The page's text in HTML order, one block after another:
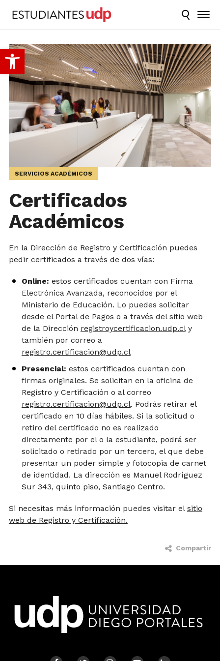
Abrir barra de herramientas
Compartir
SERVICIOS ACADÉMICOS
Certificados
Académicos
En la Dirección de Registro y Certificación puedes
pedir certificados a través de dos vías:
Online: estos certificados cuentan con Firma
Electrónica Avanzada, reconocidos por el
Ministerio de Educación. Lo puedes solicitar
desde el Portal de Pagos o a través del sitio web
de la Dirección registroycertificacion.udp.cly
también por correo a
registro.certificacion@udp.cl
Presencial: estos certificados cuentan con
firmas originales. Se solicitan en la oficina de
Registro y Certificación o al correo
registro.certificacion@udp.cl. Podrás retirar el
certificado en 10 días hábiles. Si la solicitud o
retiro del certificado no es realizado
directamente por el o la estudiante, podrá ser
solicitado o retirado por un tercero, el que debe
presentar un poder simple y fotocopia de carnet
de identidad. La dirección es Manuel Rodríguez
Sur 343, quinto piso, Santiago Centro.
Si necesitas más información puedes visitar el sitio
web de Registro y Certificación.